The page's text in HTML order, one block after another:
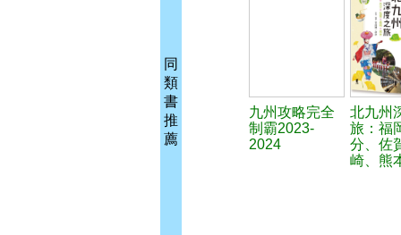
同
類
書
推
薦
九州攻略完全
制霸2023-
2024
北九州
旅：福
分、佐
崎、熊